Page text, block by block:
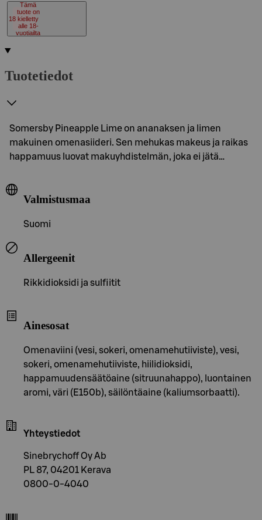
18
Tämä
tuote on
kielletty
alle 18-
vuotiailta
Tuotetiedot
Somersby Pineapple Lime on ananaksen ja limen
makuinen omenasiideri. Sen mehukas makeus ja raikas
happamuus luovat makuyhdistelmän, joka ei jätä…
Valmistusmaa
Suomi
Allergeenit
Rikkidioksidi ja sulfiitit
Ainesosat
Omenaviini (vesi, sokeri, omenamehutiiviste), vesi,
sokeri, omenamehutiiviste, hiilidioksidi,
happamuudensäätöaine (sitruunahappo), luontainen
aromi, väri (E150b), säilöntäaine (kaliumsorbaatti).
Yhteystiedot
Sinebrychoff Oy Ab
PL 87, 04201 Kerava
0800-0-4040